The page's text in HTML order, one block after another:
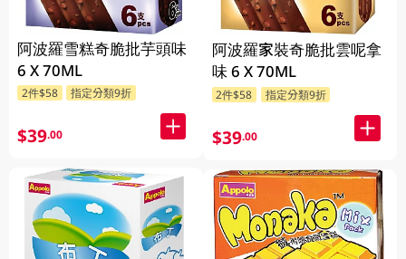
阿波羅雪糕奇脆批芋頭味
6 X 70ML
2件$58 指定分類9折
$39.00
阿波羅家裝奇脆批雲呢拿
味 6 X 70ML
2件$58 指定分類9折
$39.00